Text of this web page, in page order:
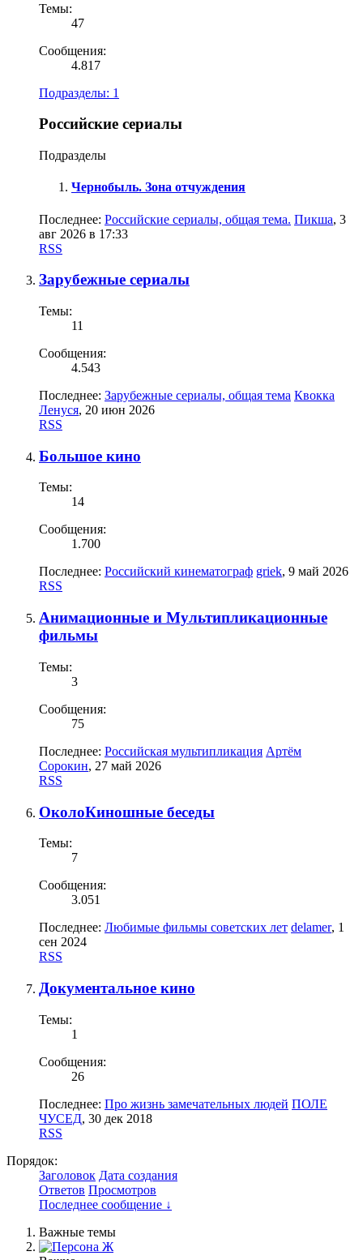
Темы:
47
Сообщения:
4.817
Подразделы: 1
Российские сериалы
Подразделы
Чернобыль. Зона отчуждения
Последнее: Российские сериалы, общая тема. Пикша, 3
авг 2026 в 17:33
RSS
Зарубежные сериалы
Темы:
11
Сообщения:
4.543
Последнее: Зарубежные сериалы, общая тема Квокка
Ленуся, 20 июн 2026
RSS
Большое кино
Темы:
14
Сообщения:
1.700
Последнее: Российский кинематограф griek, 9 май 2026
RSS
Анимационные и Мультипликационные
фильмы
Темы:
3
Сообщения:
75
Последнее: Российская мультипликация Артём
Сорокин, 27 май 2026
RSS
ОколоКиношные беседы
Темы:
7
Сообщения:
3.051
Последнее: Любимые фильмы советских лет delamer, 1
сен 2024
RSS
Документальное кино
Темы:
1
Сообщения:
26
Последнее: Про жизнь замечательных людей ПОЛЕ
ЧУСЕД, 30 дек 2018
RSS
Порядок:
Заголовок Дата создания
Ответов Просмотров
Последнее сообщение ↓
Важные темы